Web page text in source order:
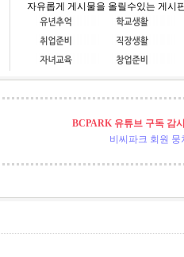
자유롭게 게시물을 올릴수있는 게시
BCPARK 유튜브 구독 감
비씨파크 회원 뭉